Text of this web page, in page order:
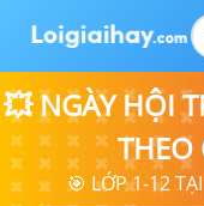
💥 NGÀY HỘI
THEO
🎯 LỚP 1-12